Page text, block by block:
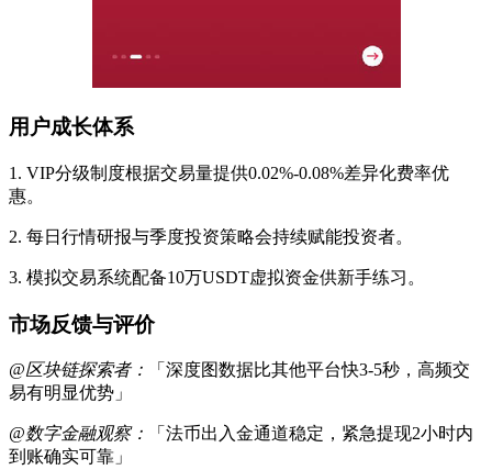
用户成长体系
1. VIP分级制度根据交易量提供0.02%-0.08%差异化费率优
惠。
2. 每日行情研报与季度投资策略会持续赋能投资者。
3. 模拟交易系统配备10万USDT虚拟资金供新手练习。
市场反馈与评价
@区块链探索者：
「深度图数据比其他平台快3-5秒，高频交
易有明显优势」
@数字金融观察：
「法币出入金通道稳定，紧急提现2小时内
到账确实可靠」